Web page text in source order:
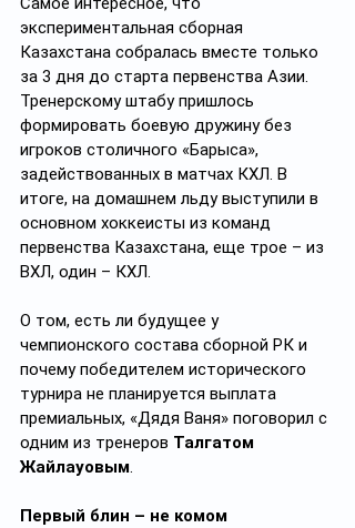
экспериментальная сборная
Казахстана собралась вместе только
за 3 дня до старта первенства Азии.
Тренерскому штабу пришлось
формировать боевую дружину без
игроков столичного «Барыса»,
задействованных в матчах КХЛ. В
итоге, на домашнем льду выступили в
основном хоккеисты из команд
первенства Казахстана, еще трое – из
ВХЛ, один – КХЛ.
О том, есть ли будущее у
чемпионского состава сборной РК и
почему победителем исторического
турнира не планируется выплата
премиальных, «Дядя Ваня» поговорил с
одним из тренеров Талгатом
Жайлауовым.
Первый блин – не комом